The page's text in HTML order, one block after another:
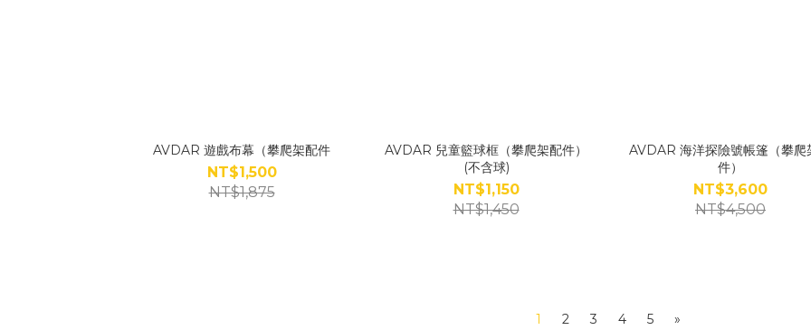
AVDAR 遊戲布幕（攀爬架配件
NT$1,500
NT$1,875
AVDAR 兒童籃球框（攀爬架配件）
(不含球)
NT$1,150
NT$1,450
AVDAR 海洋探險號帳篷（攀爬
件）
NT$3,600
NT$4,500
1 2 3 4 5 »